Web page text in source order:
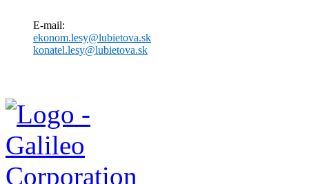
E-mail:
ekonom.lesy@lubietova.sk
konatel.lesy@lubietova.sk